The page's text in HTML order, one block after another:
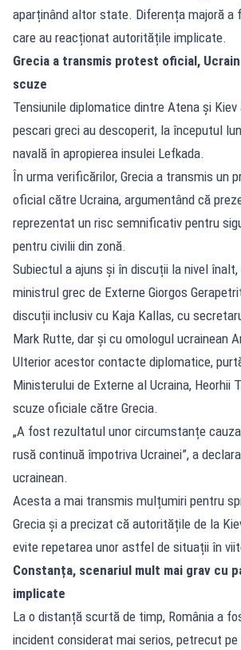
aparținând altor state. Diferența majoră a
care au reacționat autoritățile implicate.
Grecia a transmis protest oficial,
scuze
Tensiunile diplomatice dintre Atena și
pescari greci au descoperit, la începutul
navală în apropierea insulei Lefkada.
În urma verificărilor, Grecia a transmis un
oficial către Ucraina, argumentând că
reprezentat un risc semnificativ pentru
pentru civilii din zonă.
Subiectul a ajuns și în discuții la nivel
ministrul grec de Externe Giorgos
discuții inclusiv cu Kaja Kallas, cu
Mark Rutte, dar și cu omologul ucrainean
Ulterior acestor contacte diplomatice,
Ministerului de Externe al Ucraina, Heorhii
scuze oficiale către Grecia.
„A fost rezultatul unor circumstanțe
rusă continuă împotriva Ucrainei”, a
ucrainean.
Acesta a mai transmis mulțumiri pentru
Grecia și a precizat că autoritățile de la
evite repetarea unor astfel de situații în
Constanța, scenariul mult mai grav cu
implicate
La o distanță scurtă de timp, România a
incident considerat mai serios, petrecut pe